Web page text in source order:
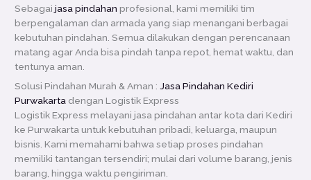
Sebagaijasa pindahan profesional, kami memiliki tim
berpengalaman dan armada yang siap menangani berbagai
kebutuhan pindahan. Semua dilakukan dengan perencanaan
matang agar Anda bisa pindah tanpa repot, hemat waktu, dan
tentunya aman.
Solusi Pindahan Murah & Aman : Jasa Pindahan Kediri
Purwakarta dengan Logistik Express
Logistik Express melayani jasa pindahan antar kota dari Kediri
ke Purwakarta untuk kebutuhan pribadi, keluarga, maupun
bisnis. Kami memahami bahwa setiap proses pindahan
memiliki tantangan tersendiri; mulai dari volume barang, jenis
barang, hingga waktu pengiriman.